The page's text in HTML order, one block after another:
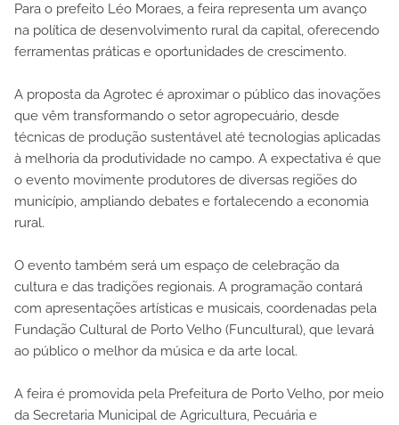
Para o prefeito Léo Moraes, a feira representa um avanço
na política de desenvolvimento rural da capital, oferecendo
ferramentas práticas e oportunidades de crescimento.
A proposta da Agrotec é aproximar o público das inovações
que vêm transformando o setor agropecuário, desde
técnicas de produção sustentável até tecnologias aplicadas
à melhoria da produtividade no campo. A expectativa é que
o evento movimente produtores de diversas regiões do
município, ampliando debates e fortalecendo a economia
rural.
O evento também será um espaço de celebração da
cultura e das tradições regionais. A programação contará
com apresentações artísticas e musicais, coordenadas pela
Fundação Cultural de Porto Velho (Funcultural), que levará
ao público o melhor da música e da arte local.
A feira é promovida pela Prefeitura de Porto Velho, por meio
da Secretaria Municipal de Agricultura, Pecuária e